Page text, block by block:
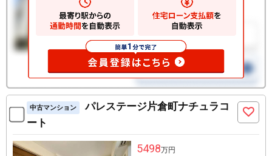
中古マンション
パレステージ片倉町ナチュラコ
ート
5498万円